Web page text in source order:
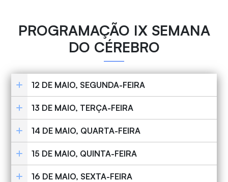
PROGRAMAÇÃO IX SEMANA
DO CÉREBRO
12 DE MAIO, SEGUNDA-FEIRA
13 DE MAIO, TERÇA-FEIRA
14 DE MAIO, QUARTA-FEIRA
15 DE MAIO, QUINTA-FEIRA
16 DE MAIO, SEXTA-FEIRA